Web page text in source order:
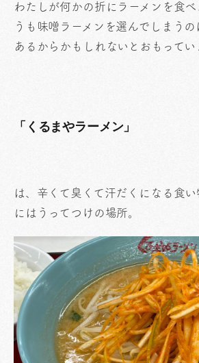
わたしが何かの折にラーメンを食
うも味噌ラーメンを選んでしまう
あるからかもしれないとおもってい
「くるまやラーメン」
は、辛くて臭くて汗だくになる食
にはうってつけの場所。